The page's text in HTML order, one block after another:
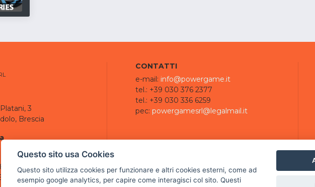
3
Brescia
25082 Botticino, BS
CONTATTI
e-mail: info@powergame.it
tel.: +39 030 376 2377
tel.: +39 030 336 6259
pec: powergamesrl@legalmail.it
Questo sito usa Cookies
Questo sito utilizza cookies per funzionare e altri cookies esterni, come ad
esempio google analytics, per capire come interagisci col sito. Questi